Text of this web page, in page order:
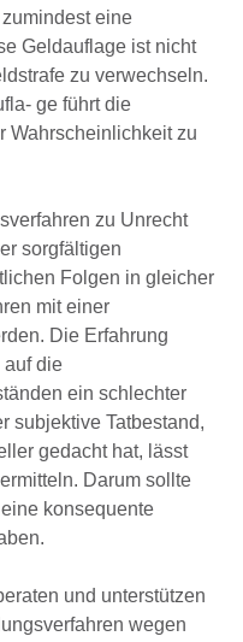
eine
Geldauflage ist nicht
zu verwechseln.
ge führt die
Wahrscheinlichkeit zu
zu Unrecht
sorgfältigen
Folgen in gleicher
mit einer
Die Erfahrung
auf die
ein schlechter
subjektive Tatbestand,
gedacht hat, lässt
Darum sollte
konsequente
und unterstützen
wegen